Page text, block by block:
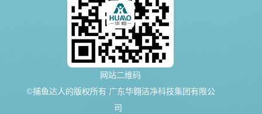
网站二维码
©捕鱼达人的版权所有 广东华翱洁净科技集团有限公
司